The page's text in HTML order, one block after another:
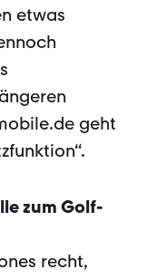
etwas
geht
zum Golf-
recht,